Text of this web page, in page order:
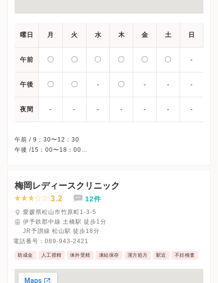
曜日 月 火 水 木 金 土 日
午前 〇 〇 〇 〇 〇 〇 -
午後 〇 〇 - 〇 - - -
夜間 - - - - - - -
午前 / 9：30〜12：30
午後 /15：00〜18：00
※予約制です。
※受診前には必ずクリニックHPを確認、または直接お問い合わせ
梅岡レディースクリニック
3.2 12件
愛媛県松山市竹原町1-3-5
伊予鉄郡中線 土橋駅 徒歩1分
JR予讃線 松山駅 徒歩18分
電話番号： 089-943-2421
助成金 人工授精 体外受精 凍結保存 漢方処方 駅近 不妊検査